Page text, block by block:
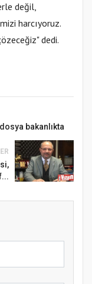
değil,
harcıyoruz.
dedi.
bakanlıkta